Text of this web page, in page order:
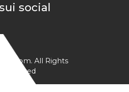
social
All Rights
Reserved